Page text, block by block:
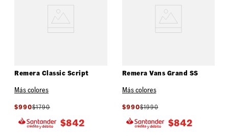
Remera Classic Script
Más colores
$990$1790
$842
Remera Vans Grand SS
Más colores
$990$1990
$842